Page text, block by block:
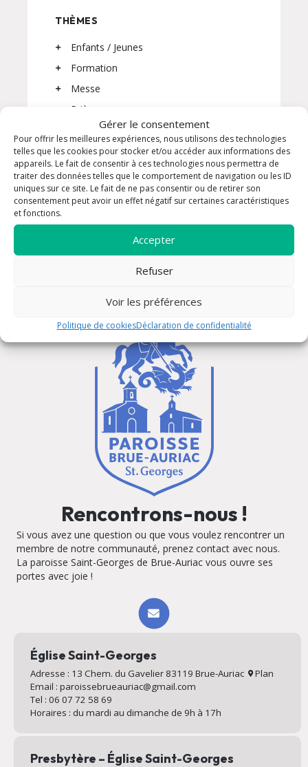
Gérer le consentement
Pour offrir les meilleures expériences, nous utilisons des technologies
telles que les cookies pour stocker et/ou accéder aux informations des
appareils. Le fait de consentir à ces technologies nous permettra de
traiter des données telles que le comportement de navigation ou les ID
uniques sur ce site. Le fait de ne pas consentir ou de retirer son
consentement peut avoir un effet négatif sur certaines caractéristiques
et fonctions.
Accepter
Refuser
Voir les préférences
Politique de cookiesDéclaration de confidentialité
THÈMES
Enfants / Jeunes
Formation
Messe
Prière
Rencontre
Sacrements
Solidarité
Rencontrons-nous !
Si vous avez une question ou que vous voulez rencontrer un
membre de notre communauté, prenez contact avec nous.
La paroisse Saint-Georges de Brue-Auriac vous ouvre ses
portes avec joie !
Église Saint-Georges
Adresse : 13 Chem. du Gavelier 83119 Brue-Auriac
Plan
Email : paroissebrueauriac@gmail.com
Tel : 06 07 72 58 69
Horaires : du mardi au dimanche de 9h à 17h
Presbytère – Église Saint-Georges